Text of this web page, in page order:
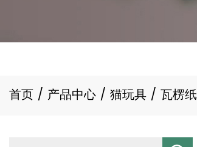
首页 / 产品中心 / 猫玩具 / 瓦楞纸